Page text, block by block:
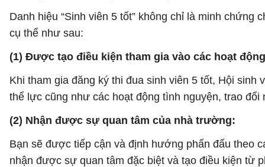
Danh hiệu “Sinh viên 5 tốt” không chỉ là minh
cụ thể như sau:
(1) Được tạo điều kiện tham gia vào các hoạt
Khi tham gia đăng ký thi đua sinh viên 5 tốt, Hội
thể lực cũng như các hoạt động tình nguyện, trao đổi
(2) Nhận được sự quan tâm của nhà trường:
Bạn sẽ được tiếp cận và định hướng phấn đấu theo
nhận được sự quan tâm đặc biệt và tạo điều kiện từ